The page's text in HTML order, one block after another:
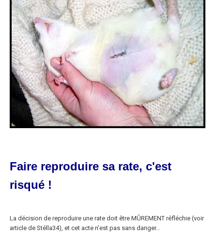
Faire reproduire sa rate, c'est
risqué !
La décision de reproduire une rate doit être MÛREMENT réfléchie (voir
article de Stélla34), et cet acte n'est pas sans danger...